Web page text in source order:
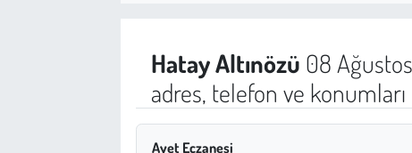
HatayAltınözü 08
adres, telefon ve konumları
Ayet Eczanesi